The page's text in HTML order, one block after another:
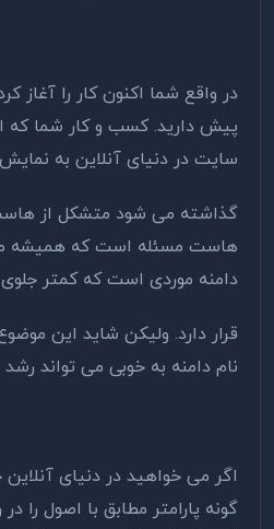
در واقع شما اکنون کار را آغاز
پیش دارید. کسب و کار شما که
سایت در دنیای آنلاین به نمایش
گذاشته می شود متشکل از
هاست مسئله است که همیشه
دامنه موردی است که کمتر
قرار دارد. ولیکن شاید این
نام دامنه به خوبی می تواند
اگر می خواهید در دنیای
گونه پارامتر مطابق با اصول را